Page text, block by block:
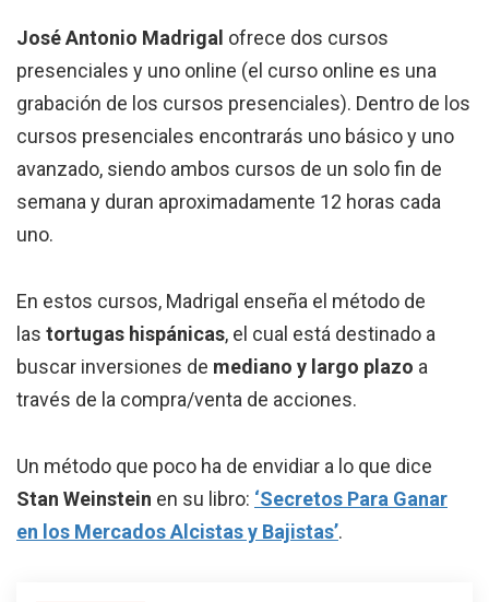
José Antonio Madrigal ofrece dos cursos
presenciales y uno online (el curso online es una
grabación de los cursos presenciales). Dentro de los
cursos presenciales encontrarás uno básico y uno
avanzado, siendo ambos cursos de un solo fin de
semana y duran aproximadamente 12 horas cada
uno.
En estos cursos, Madrigal enseña el método de
las tortugas hispánicas, el cual está destinado a
buscar inversiones de mediano y largo plazo a
través de la compra/venta de acciones.
Un método que poco ha de envidiar a lo que dice
Stan Weinstein en su libro: ‘Secretos Para Ganar
en los Mercados Alcistas y Bajistas’.